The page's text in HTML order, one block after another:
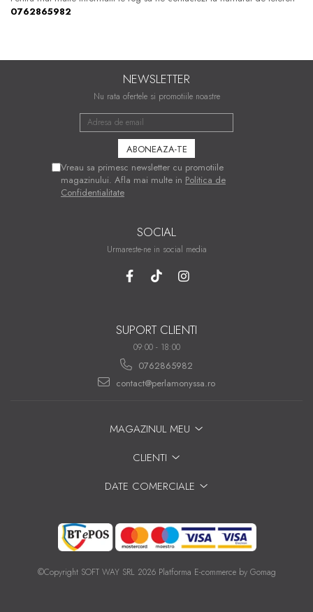
0762865982
NEWSLETTER
Nu rata ofertele si promotiile noastre
Vreau sa primesc newsletter cu promotiile
magazinului. Afla mai multe in Politica de
Confidentialitate
SOCIAL
Urmareste-ne in social media
SUPORT CLIENTI
09:00 - 18:00
0762865982
contact@perlamonyssa.ro
MAGAZINUL MEU
CLIENTI
DATE COMERCIALE
©Copyright SOFT WAY SRL 2026 Platforma E-commerce by Gomag